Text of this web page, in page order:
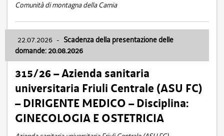
Comunità di montagna della Carnia
22.07.2026 - Scadenza della presentazione delle
domande: 20.08.2026
315/26 – Azienda sanitaria
universitaria Friuli Centrale (ASU FC)
– DIRIGENTE MEDICO – Disciplina:
GINECOLOGIA E OSTETRICIA